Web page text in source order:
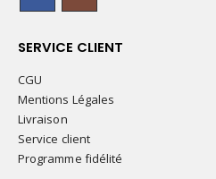
SERVICE CLIENT
CGU
Mentions Légales
Livraison
Service client
Programme fidélité